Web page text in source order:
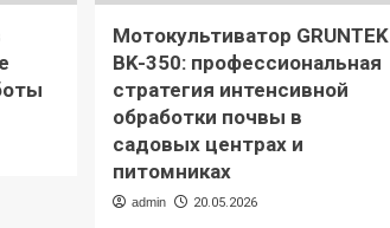
Мотокультиватор GRUNTEK
BK-350: профессиональная
стратегия интенсивной
обработки почвы в
садовых центрах и
питомниках
admin 20.05.2026